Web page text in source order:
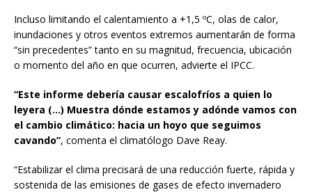
Incluso limitando el calentamiento a +1,5 ºC, olas de calor,
inundaciones y otros eventos extremos aumentarán de forma
“sin precedentes” tanto en su magnitud, frecuencia, ubicación
o momento del año en que ocurren, advierte el IPCC.
“Este informe debería causar escalofríos a quien lo
leyera (…) Muestra dónde estamos y adónde vamos con
el cambio climático: hacia un hoyo que seguimos
cavando”, comenta el climatólogo Dave Reay.
“Estabilizar el clima precisará de una reducción fuerte, rápida y
sostenida de las emisiones de gases de efecto invernadero